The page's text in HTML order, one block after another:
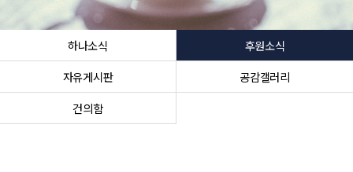
하나소식
후원소식
자유게시판
공감갤러리
건의함